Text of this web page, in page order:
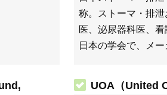
称。ストーマ・排
医、泌尿器科医、
日本の学会で、メ
UOA（United